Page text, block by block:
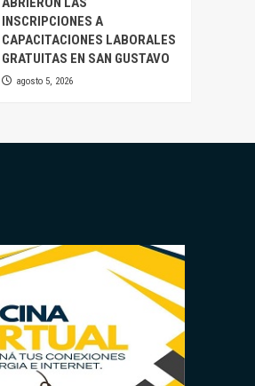
INSCRIPCIONES A
CAPACITACIONES LABORALES
GRATUITAS EN SAN GUSTAVO
agosto 5, 2026